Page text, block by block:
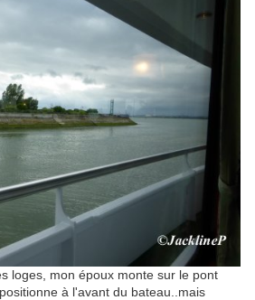
loges, mon époux monte sur le pont
à l'avant du bateau..mais